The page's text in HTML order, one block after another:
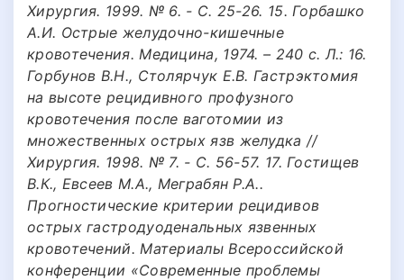
Хирургия. 1999. № 6. - C. 25-26. 15. Горбашко
А.И. Острые желудочно-кишечные
кровотечения. Медицина, 1974. – 240 с. Л.: 16.
Горбунов В.Н., Столярчук Е.В. Гастрэктомия
на высоте рецидивного профузного
кровотечения после ваготомии из
множественных острых язв желудка //
Хирургия. 1998. № 7. - С. 56-57. 17. Гостищев
В.К., Евсеев М.А., Меграбян Р.А..
Прогностические критерии рецидивов
острых гастродуоденальных язвенных
кровотечений. Материалы Всероссийской
конференции «Современные проблемы